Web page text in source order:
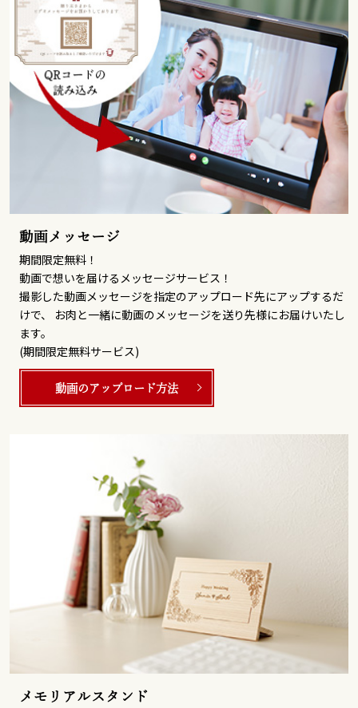
動画メッセージ
期間限定無料！
動画で想いを届けるメッセージサービス！
撮影した動画メッセージを指定のアップロード先にアップするだ
けで、 お肉と一緒に動画のメッセージを送り先様にお届けいたし
ます。
(期間限定無料サービス)
動画のアップロード方法
メモリアルスタンド